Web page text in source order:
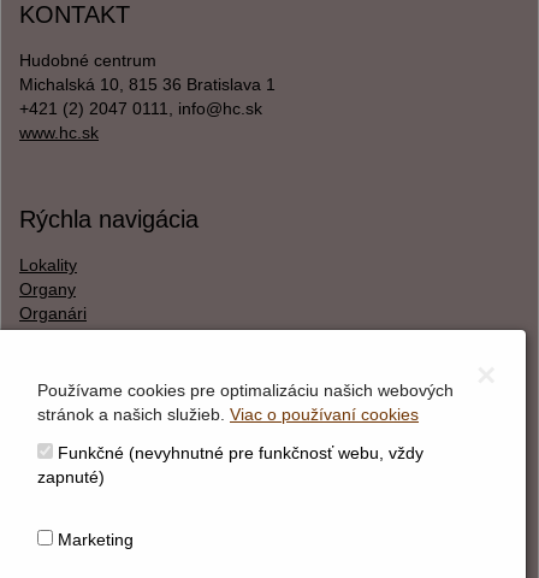
KONTAKT
Hudobné centrum
Michalská 10, 815 36 Bratislava 1
+421 (2) 2047 0111, info@hc.sk
www.hc.sk
Rýchla navigácia
Lokality
Organy
Organári
O webstránke
Správca obsahu
Vyhlásenie o cookies
Používame cookies pre optimalizáciu našich webových
stránok a našich služieb. Viac o používaní cookies
Funkčné (nevyhnutné pre funkčnosť webu, vždy
zapnuté)
Marketing